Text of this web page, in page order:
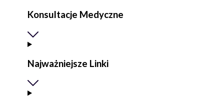
Konsultacje Medyczne
Najważniejsze Linki